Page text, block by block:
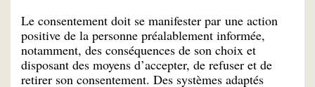
Le consentement doit se manifester par une action
positive de la personne préalablement informée,
notamment, des conséquences de son choix et
disposant des moyens d’accepter, de refuser et de
retirer son consentement. Des systèmes adaptés